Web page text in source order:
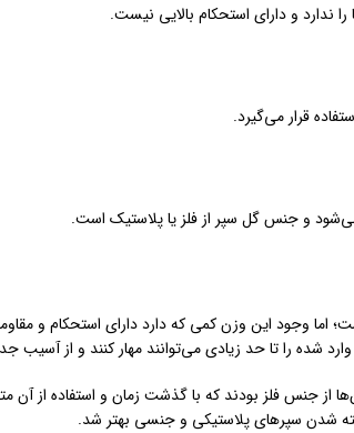
ندارد و دارای استحکام بالایی نیست.
قرار می‌گیرد‌.
و جنس گل سپر از فلز یا پلاستیک است.
اما وجود این وزن کمی که دارد دارای استحکام و
شده را تا حد زیادی می‌توانند مهار کنند و از
از جنس فلز بودند که با گذشت زمان و استفاده از
شدن سپرهای پلاستیکی و جنسی بهتر شد.